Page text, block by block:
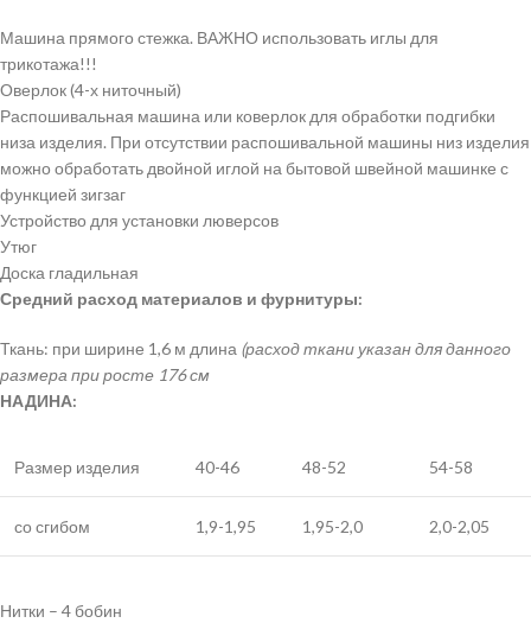
Машина прямого стежка. ВАЖНО использовать иглы для
трикотажа!!!
Оверлок (4-х ниточный)
Распошивальная машина или коверлок для обработки подгибки
низа изделия. При отсутствии распошивальной машины низ изделия
можно обработать двойной иглой на бытовой швейной машинке с
функцией зигзаг
Устройство для установки люверсов
Утюг
Доска гладильная
Средний расход материалов и фурнитуры:
Ткань: при ширине 1,6 м длина (расход ткани указан для данного
размера при росте 176 см
НАДИНА:
Размер изделия 40-46 48-52 54-58
со сгибом 1,9-1,95 1,95-2,0 2,0-2,05
Нитки – 4 бобин